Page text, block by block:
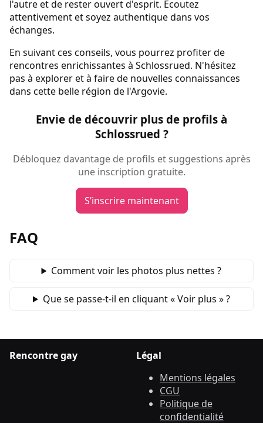
l'autre et de rester ouvert d'esprit. Écoutez
attentivement et soyez authentique dans vos
échanges.
En suivant ces conseils, vous pourrez profiter de
rencontres enrichissantes à Schlossrued. N'hésitez
pas à explorer et à faire de nouvelles connaissances
dans cette belle région de l'Argovie.
Envie de découvrir plus de profils à
Schlossrued ?
Débloquez davantage de profils et suggestions après
une inscription gratuite.
S’inscrire maintenant
FAQ
Comment voir les photos plus nettes ?
Que se passe‑t‑il en cliquant « Voir plus » ?
Rencontre gay
Légal
Mentions légales
CGU
Politique de
confidentialité